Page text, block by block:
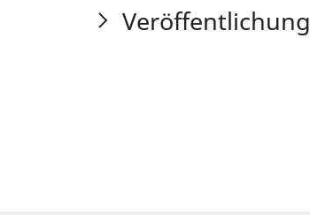
Veröffentlichung